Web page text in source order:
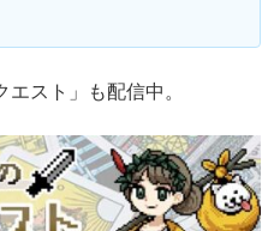
スト」も配信中。